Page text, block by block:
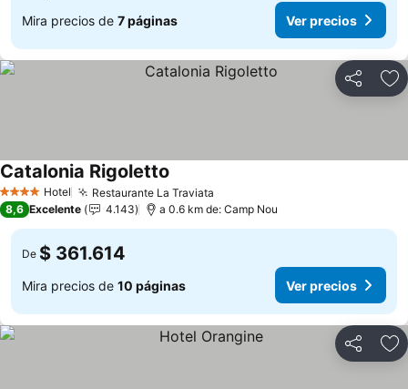
Mira precios de 7 páginas Ver precios
Compartir
4 EstrellasHotel Restaurante La Traviata
Catalonia Rigoletto
8,6 Excelente 4.143 a 0.6 km de: Camp Nou
De $ 361.614
Mira precios de 10 páginas Ver precios
Compartir